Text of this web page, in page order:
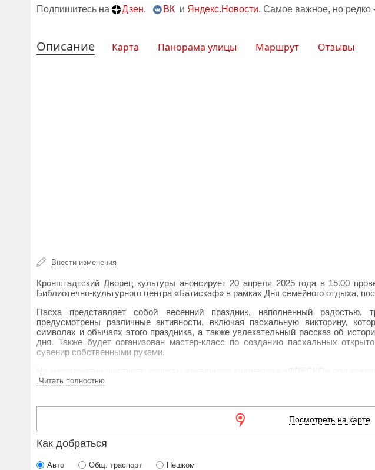
Подпишитесь на Дзен, ВК и Яндекс.Новости. Самое важное, но редко
Описание Карта Панорама улицы Маршрут Отзывы
Внести изменения
Кронштадтский Дворец культуры анонсирует 20 апреля 2025 года в 15.00
Библиотечно-культурного центра «Батискаф» в рамках Дня семейного отдыха,
Пасха представляет собой весенний праздник, наполненный
предусмотрены различные активности, включая пасхальную викторину,
символах и обычаях этого праздника, а также увлекательный рассказ об
дня. Также будет организован мастер-класс по созданию пасхальных
сувенир собственными руками.
На мероприятии выступят солисты вокального коллектива «ФРЕСКО» под
студии «Феерия», которую ведут З. Бондарева и И. Микалаускайте.
Гостей ожидают разнообразные угощения, приятные сюрпризы и
национального проекта «Культура», который осуществляется по поручению
.Читать полностью
Посмотреть на карте
Как добраться
Авто Общ. траспорт Пешком